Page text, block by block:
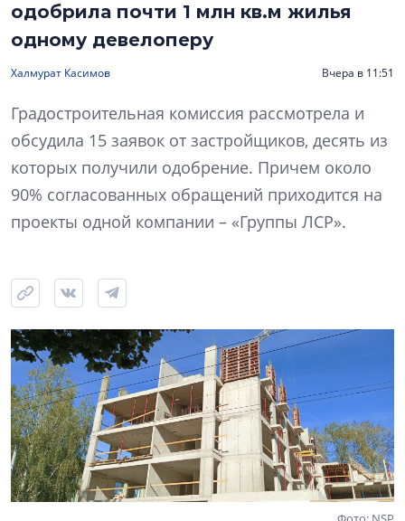
одобрила почти 1 млн кв.м жилья
одному девелоперу
Халмурат Касимов Вчера в 11:51
Градостроительная комиссия рассмотрела и
обсудила 15 заявок от застройщиков, десять из
которых получили одобрение. Причем около
90% согласованных обращений приходится на
проекты одной компании – «Группы ЛСР».